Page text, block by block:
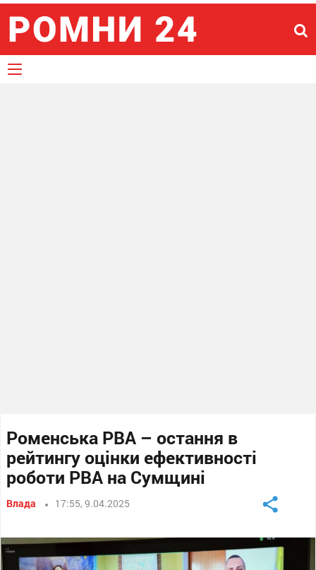
Роменська РВА – остання в
рейтингу оцінки ефективності
роботи РВА на Сумщині
Влада 17:55, 9.04.2025